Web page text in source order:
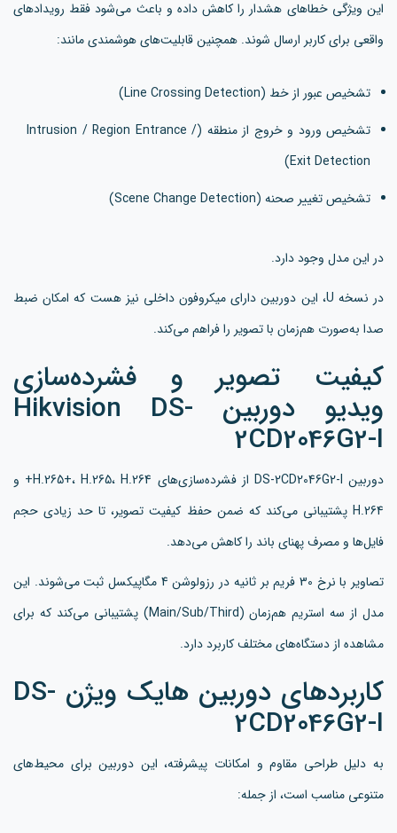
این ویژگی خطاهای هشدار را کاهش داده و باعث می‌شود فقط رویدادهای
واقعی برای کاربر ارسال شوند. همچنین قابلیت‌های هوشمندی مانند:
تشخیص عبور از خط (Line Crossing Detection)
تشخیص ورود و خروج از منطقه (Intrusion / Region Entrance /
Exit Detection)
تشخیص تغییر صحنه (Scene Change Detection)
در این مدل وجود دارد.
در نسخه U، این دوربین دارای میکروفون داخلی نیز هست که امکان ضبط
صدا به‌صورت هم‌زمان با تصویر را فراهم می‌کند.
کیفیت تصویر و فشرده‌سازی
ویدیو دوربین Hikvision DS-
2CD2046G2-I
دوربین DS-2CD2046G2-I از فشرده‌سازی‌های H.265+، H.265، H.264+ و
H.264 پشتیبانی می‌کند که ضمن حفظ کیفیت تصویر، تا حد زیادی حجم
فایل‌ها و مصرف پهنای باند را کاهش می‌دهد.
تصاویر با نرخ 30 فریم بر ثانیه در رزولوشن 4 مگاپیکسل ثبت می‌شوند. این
مدل از سه استریم هم‌زمان (Main/Sub/Third) پشتیبانی می‌کند که برای
مشاهده از دستگاه‌های مختلف کاربرد دارد.
کاربردهای دوربین هایک ویژن DS-
2CD2046G2-I
به دلیل طراحی مقاوم و امکانات پیشرفته، این دوربین برای محیط‌های
متنوعی مناسب است، از جمله: